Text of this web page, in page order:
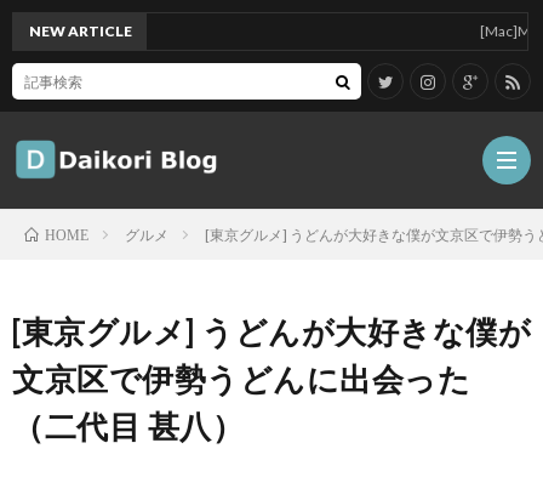
NEW ARTICLE [Mac]Mac mini
HOME グルメ [東京グルメ] うどんが大好きな僕が文京区で伊勢
[東京グルメ] うどんが大好きな僕が
文京区で伊勢うどんに出会った
（二代目 甚八）